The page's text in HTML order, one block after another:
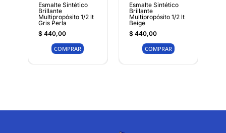
Esmalte Sintético
Brillante
Multipropósito 1/2 lt
Gris Perla
$440,00
COMPRAR
Esmalte Sintético
Brillante
Multipropósito 1/2 lt
Beige
$440,00
COMPRAR